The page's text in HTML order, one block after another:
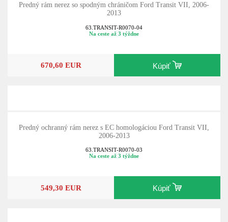
Predný rám nerez so spodným chráničom Ford Transit VII, 2006-
2013
63.TRANSIT-R0070-04
Na ceste až 3 týždne
670,60 EUR Kúpiť
Predný ochranný rám nerez s EC homologáciou Ford Transit VII,
2006-2013
63.TRANSIT-R0070-03
Na ceste až 3 týždne
549,30 EUR Kúpiť